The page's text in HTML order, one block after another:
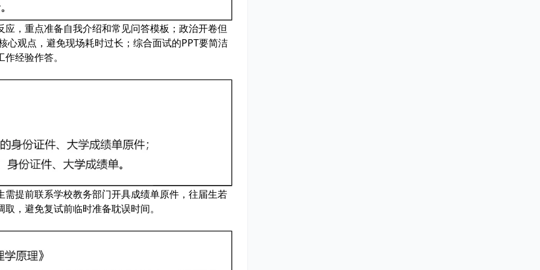
应，重点准备自我介绍和常见问答模板；政治开卷但
心观点，避免现场耗时过长；综合面试的PPT要简洁
经验作答。
需提前联系学校教务部门开具成绩单原件，往届生若
，避免复试前临时准备耽误时间。